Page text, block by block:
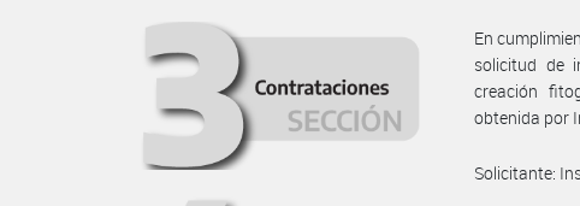
En
solicitud de
creación
obtenida por
Solicitante: